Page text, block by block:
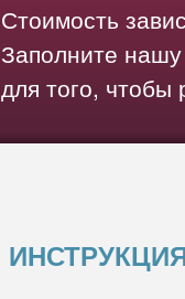
Стоимость
Заполните
для того, чтобы